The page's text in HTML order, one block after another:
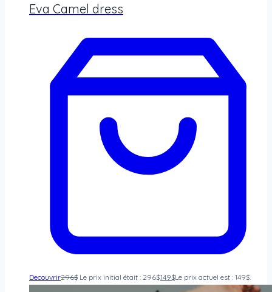
Eva Camel dress
Decouvrir296$ Le prix initial était : 296$.149$Le prix actuel est : 149$.